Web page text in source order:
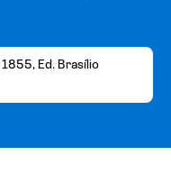
Ed. Brasílio